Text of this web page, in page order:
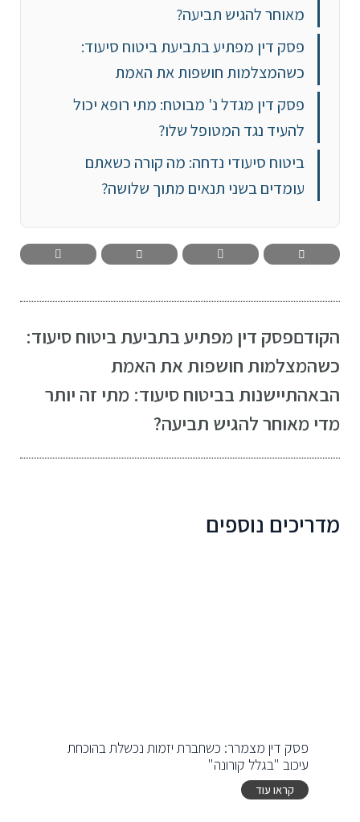
מאוחר להגיש תביעה?
פסק דין מפתיע בתביעת ביטוח סיעוד:
כשהמצלמות חושפות את האמת
פסק דין מגדל נ' מבוטח: מתי רופא יכול
להעיד נגד המטופל שלו?
ביטוח סיעודי נדחה: מה קורה כשאתם
עומדים בשני תנאים מתוך שלושה?
הקודםפסק דין מפתיע בתביעת ביטוח סיעוד:
כשהמצלמות חושפות את האמת
הבאהתיישנות בביטוח סיעוד: מתי זה יותר
מדי מאוחר להגיש תביעה?
מדריכים נוספים
פסק דין מצמרר: כשחברת יזמות נכשלת בהוכחת
עיכוב "בגלל קורונה"
קראו עוד